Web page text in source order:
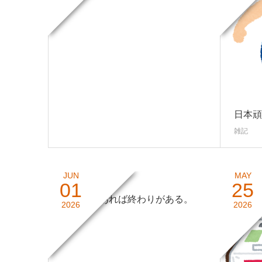
日本
雑記
JUN
01
2026
始まりがあれば終わりがある。
MAY
25
2026